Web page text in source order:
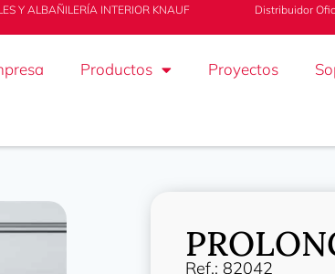
Y ALBAÑILERÍA INTERIOR KNAUF Distribuidor
Productos Proyectos
Ref.: 82042